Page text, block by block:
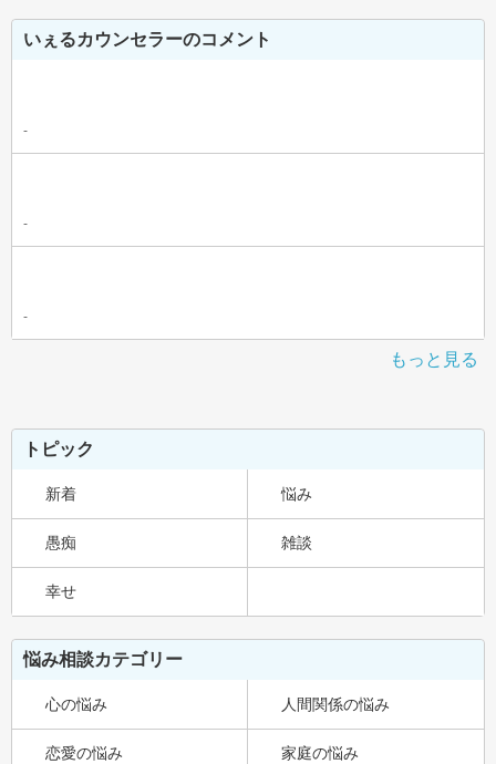
いぇるカウンセラーのコメント
-
-
-
もっと見る
トピック
新着 悩み
愚痴 雑談
幸せ
悩み相談カテゴリー
心の悩み 人間関係の悩み
恋愛の悩み 家庭の悩み